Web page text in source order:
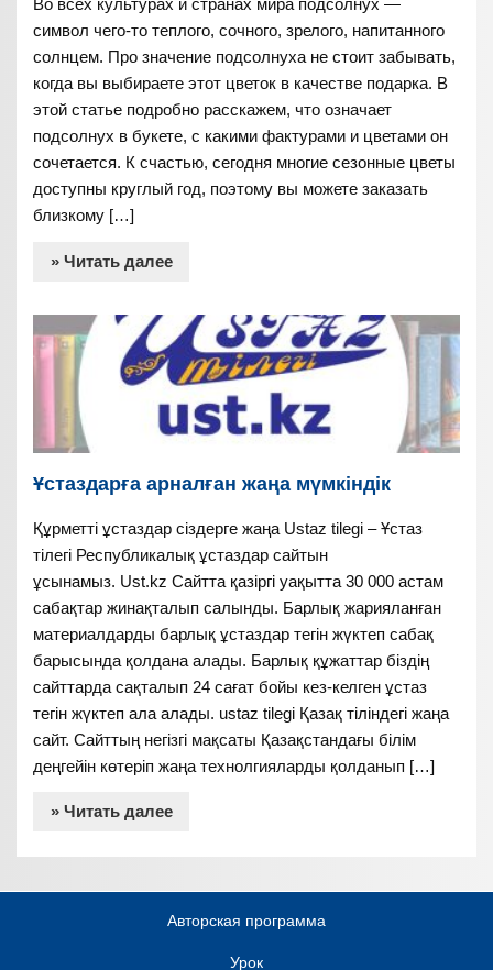
Во всех культурах и странах мира подсолнух —
символ чего-то теплого, сочного, зрелого, напитанного
солнцем. Про значение подсолнуха не стоит забывать,
когда вы выбираете этот цветок в качестве подарка. В
этой статье подробно расскажем, что означает
подсолнух в букете, с какими фактурами и цветами он
сочетается. К счастью, сегодня многие сезонные цветы
доступны круглый год, поэтому вы можете заказать
близкому […]
» Читать далее
Ұстаздарға арналған жаңа мүмкіндік
Құрметті ұстаздар сіздерге жаңа Ustaz tilegi – Ұстаз
тілегі Республикалық ұстаздар сайтын
ұсынамыз. Ust.kz Сайтта қазіргі уақытта 30 000 астам
сабақтар жинақталып салынды. Барлық жарияланған
материалдарды барлық ұстаздар тегін жүктеп сабақ
барысында қолдана алады. Барлық құжаттар біздің
сайттарда сақталып 24 сағат бойы кез-келген ұстаз
тегін жүктеп ала алады. ustaz tilegi Қазақ тіліндегі жаңа
сайт. Сайттың негізгі мақсаты Қазақстандағы білім
деңгейін көтеріп жаңа технолгияларды қолданып […]
» Читать далее
Авторская программа
Урок